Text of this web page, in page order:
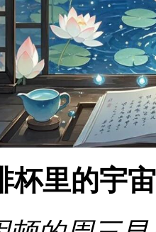
杯里的宇宙